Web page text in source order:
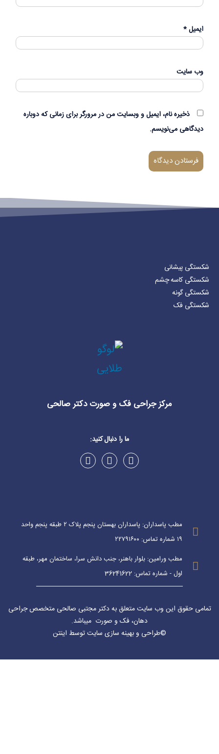
ایمیل*
وب‌ سایت
ذخیره نام، ایمیل و وبسایت من در مرورگر برای زمانی که دوباره
دیدگاهی می‌نویسم.
شکستگی پیشانی
شکستگی کاسه چشم
شکستگی گونه
شکستگی فک
مرکز جراحی فک و صورت دکتر صالحی
ما را دنبال کنید:
مطب پاسداران: پاسداران بهستان پنجم پلاک ۲ طبقه پنجم واحد
۱۹ شماره تماس: ۲۲۷۹۱۶۰۰
مطب ورامین: بلوار باهنر، جنب دانش سرا، ساختمان مهر، طبقه
اول - شماره تماس: 36241622
تمامی حقوق این وب سایت متعلق به دکتر مجتبی صالحی متخصص جراحی
دهان، فک و صورت میباشد.
©طراحی وبهینه سازی سایتتوسط اینتن